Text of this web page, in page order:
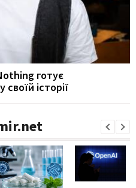
готує
історії